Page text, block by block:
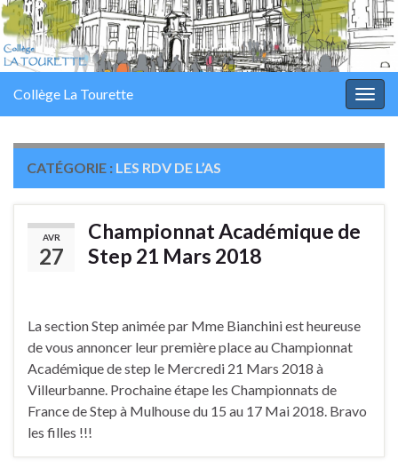
Collège La Tourette
CATÉGORIE : LES RDV DE L’AS
AVR
27
Championnat Académique de
Step 21 Mars 2018
La section Step animée par Mme Bianchini est heureuse
de vous annoncer leur première place au Championnat
Académique de step le Mercredi 21 Mars 2018 à
Villeurbanne. Prochaine étape les Championnats de
France de Step à Mulhouse du 15 au 17 Mai 2018. Bravo
les filles !!!